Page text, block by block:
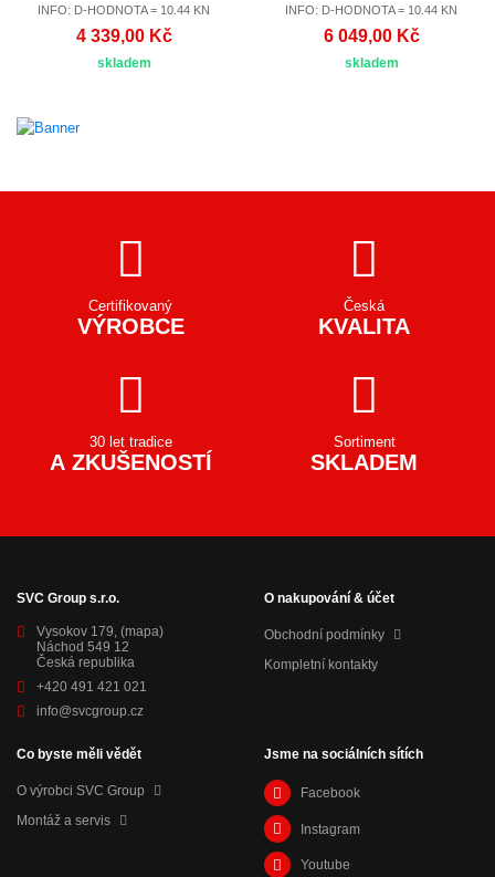
INFO: D-HODNOTA = 10.44 KN
4 339,00 Kč
skladem
INFO: D-HODNOTA = 10.44 KN
6 049,00 Kč
skladem
Certifikovaný
VÝROBCE
Česká
KVALITA
30 let tradice
A ZKUŠENOSTÍ
Sortiment
SKLADEM
SVC Group s.r.o.
Vysokov 179, (mapa)
Náchod 549 12
Česká republika
+420 491 421 021
info@svcgroup.cz
O nakupování & účet
Obchodní podmínky
Kompletní kontakty
Co byste měli vědět
O výrobci SVC Group
Montáž a servis
Jsme na sociálních sítích
Facebook
Instagram
Youtube